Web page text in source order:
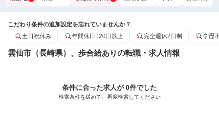
こだわり条件の追加設定を忘れていませんか？
土日祝休み
年間休日120日以上 完全週休2日制 学歴
雲仙市（長崎県）、歩合給ありの転職・求人情報
条件に合った求人が 0件でした
検索条件を緩めて、再度検索してください